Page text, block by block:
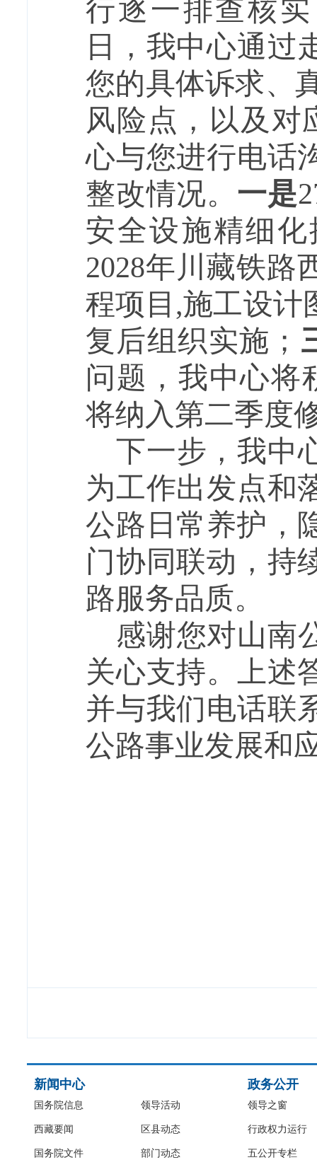
行逐一排查核
日，我中心通过
您的具体诉求、
风险点，以及对
心与您进行电话
整改情况。 一是
安全设施精细
2028年川藏铁路
程项目,施工设计
复后组织实施；
问题，我中心将
将纳入第二季度
下一步，我中
为工作出发点和
公路日常养护，
门协同联动，持
路服务品质。
感谢您对山南
关心支持。上述
并与我们电话联
公路事业发展和
新闻中心
国务院信息
西藏要闻
国务院文件
领导活动
区县动态
部门动态
政务公开
领导之窗
行政权力运行
五公开专栏